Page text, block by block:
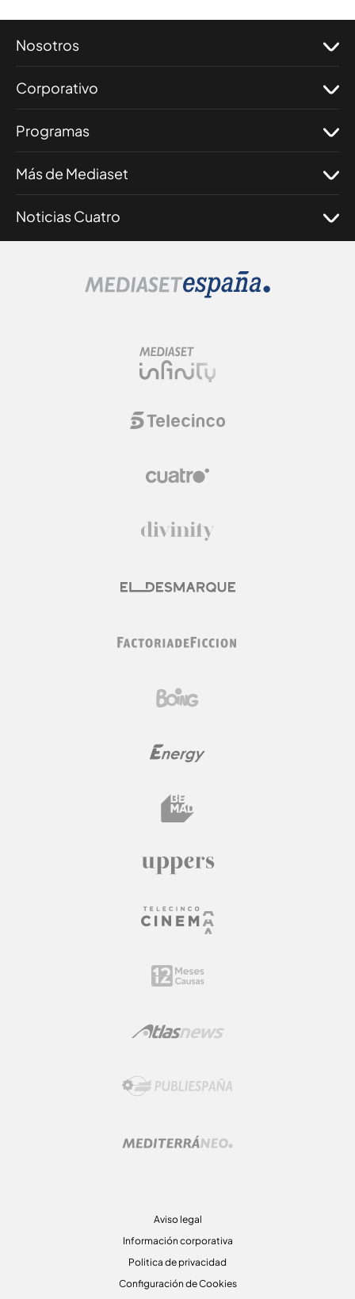
Nosotros
Corporativo
Programas
Más de Mediaset
Noticias Cuatro
Aviso legal
Información corporativa
Politica de privacidad
Configuración de Cookies